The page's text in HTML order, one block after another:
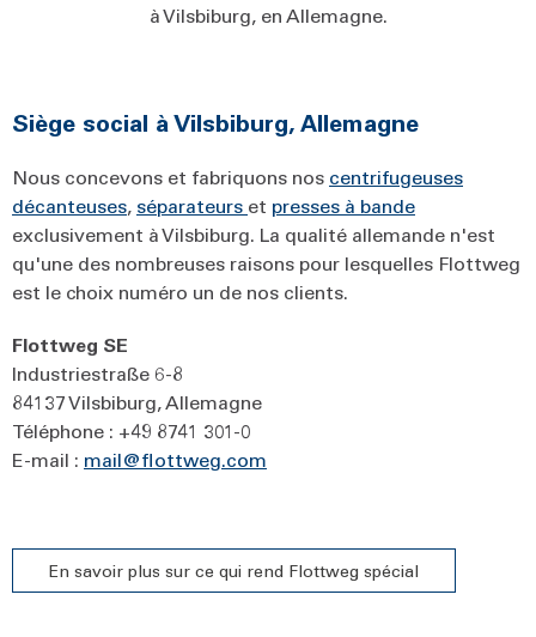
à Vilsbiburg, en Allemagne.
Siège social à Vilsbiburg, Allemagne
Nous concevons et fabriquons nos centrifugeuses
décanteuses, séparateurs et presses à bande
exclusivement à Vilsbiburg. La qualité allemande n'est
qu'une des nombreuses raisons pour lesquelles Flottweg
est le choix numéro un de nos clients.
Flottweg SE
Industriestraße 6-8
84137 Vilsbiburg, Allemagne
Téléphone : +49 8741 301-0
E-mail : mail@flottweg.com
En savoir plus sur ce qui rend Flottweg spécial